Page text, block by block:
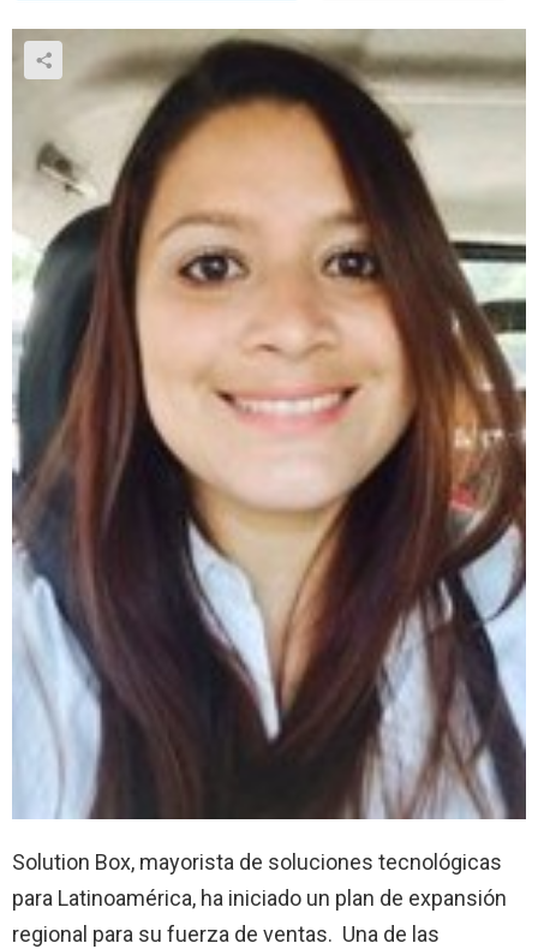
Solution Box, mayorista de soluciones tecnológicas
para Latinoamérica, ha iniciado un plan de expansión
regional para su fuerza de ventas. Una de las